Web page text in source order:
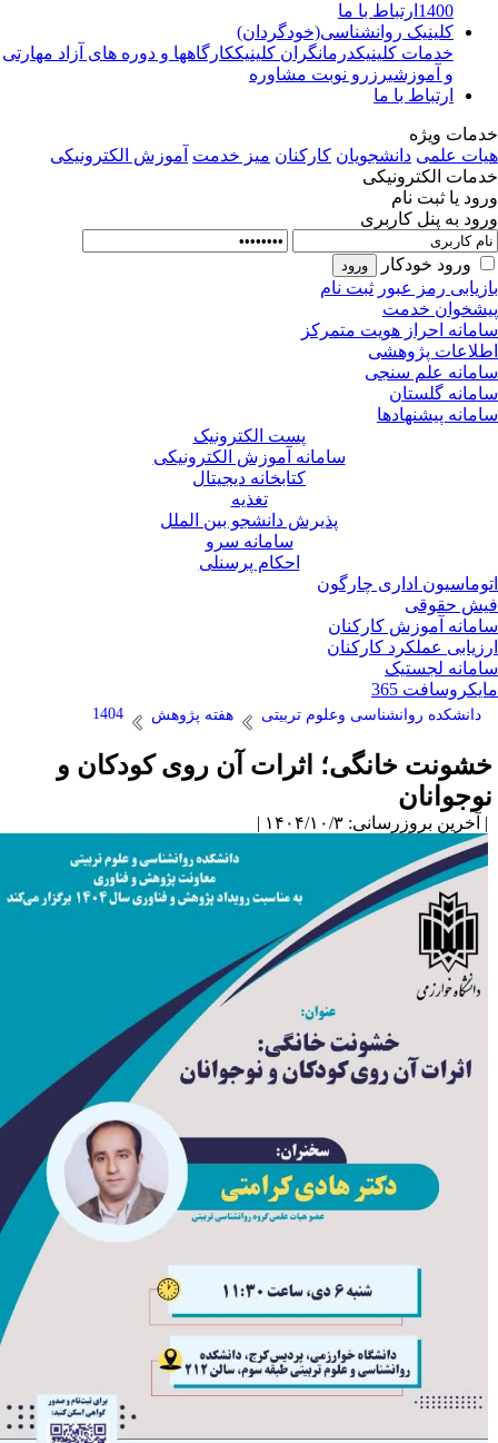
1400ارتباط با ما
کلینیک روانشناسی(خودگردان)
خدمات کلینیکدرمانگران کلینیککارگاهها و دوره های آزاد مهارتی
و آموزشیرزرو نوبت مشاوره
ارتباط با ما
ویژه
علمی دانشجویان کارکنان میز خدمت آموزش الکترونیکی
الکترونیکی
یا ثبت نام
به پنل کاربری
ورود خودکار
رمز عبور ثبت نام
خدمت
احراز هویت متمرکز
پژوهشی
علم سنجی
گلستان
پیشنهادها
پست الکترونیک
سامانه آموزش الکترونیکی
کتابخانه دیجیتال
تغذیه
پذیرش دانشجو بین الملل
سامانه سرو
احکام پرسنلی
اداری چارگون
حقوقی
آموزش کارکنان
عملکرد کارکنان
لجستیک
365
دانشکده روانشناسی وعلوم تربیتی هفته پژوهش 1404
خانگی؛ اثرات آن روی کودکان و
بروزرسانی: ۱۴۰۴/۱۰/۳ |